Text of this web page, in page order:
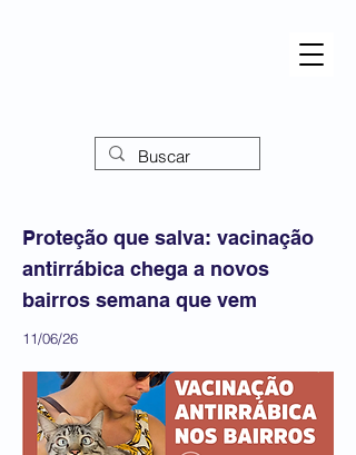
Proteção que salva: vacinação
antirrábica chega a novos
bairros semana que vem
11/06/26